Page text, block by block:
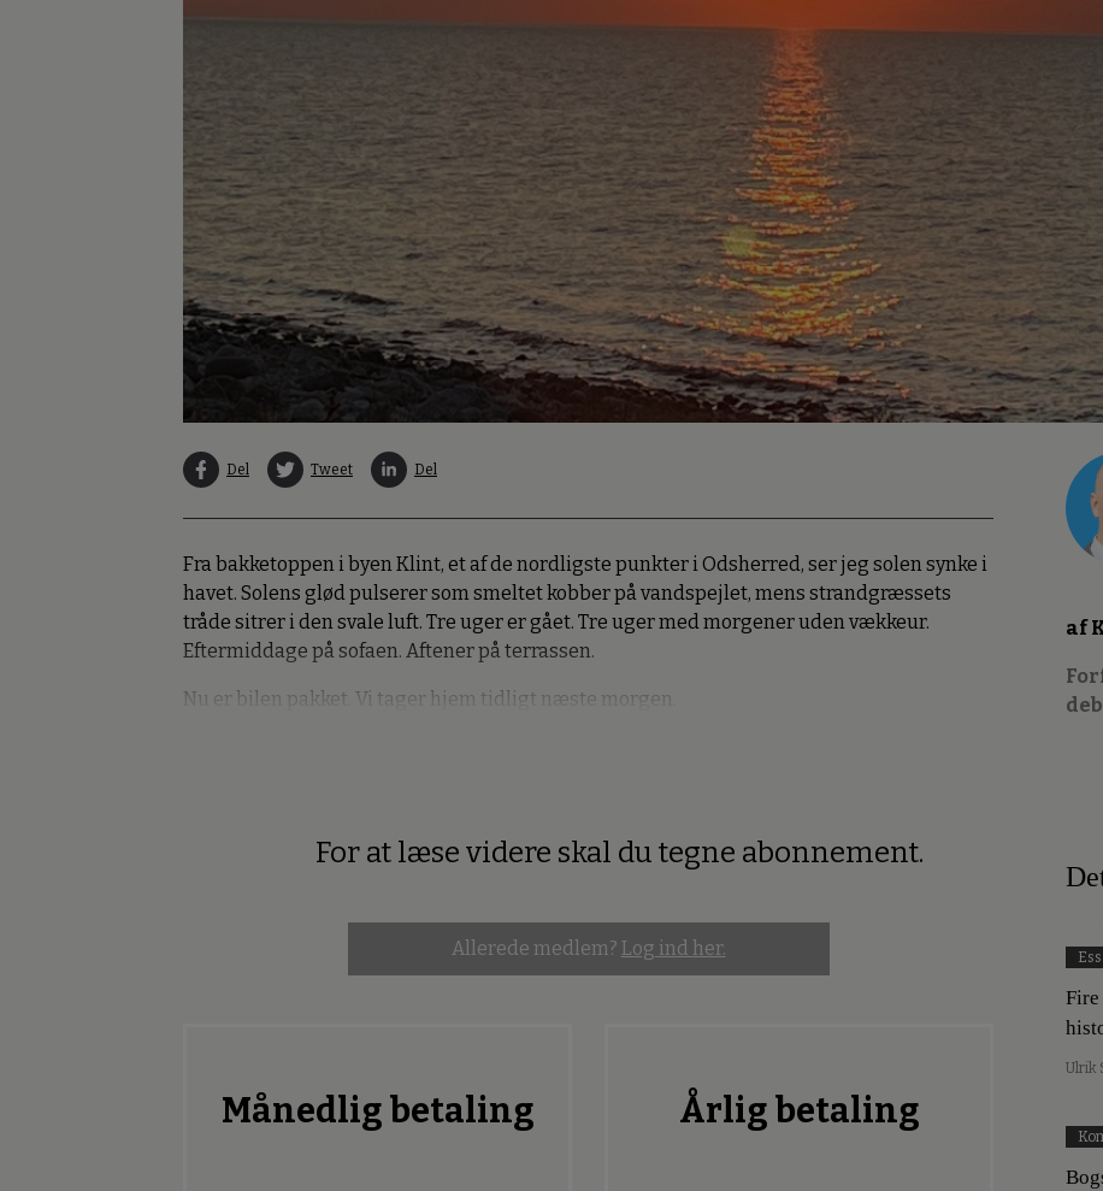
Del Tweet Del
Fra bakketoppen i byen Klint, et af de nordligste punkter i Odsherred, ser jeg solen synke i
havet. Solens glød pulserer som smeltet kobber på vandspejlet, mens strandgræssets
tråde sitrer i den svale luft. Tre uger er gået. Tre uger med morgener uden vækkeur.
Eftermiddage på sofaen. Aftener på terrassen.
Nu er bilen pakket. Vi tager hjem tidligt næste morgen.
PremiumFor at læse videre skal du tegne abonnement.
Allerede medlem? Log ind her.
Månedlig betaling Årlig betaling
af
Ulrik